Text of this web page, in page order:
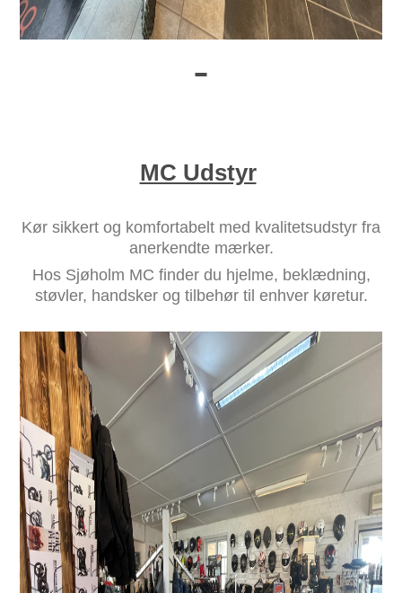
MC Udstyr
Kør sikkert og komfortabelt med kvalitetsudstyr fra
anerkendte mærker.
Hos Sjøholm MC finder du hjelme, beklædning,
støvler, handsker og tilbehør til enhver køretur.